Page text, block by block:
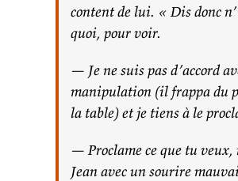
content de lui. « Dis donc
quoi, pour voir.
— Je ne suis pas d’accord
manipulation (il frappa du
la table) et je tiens à le
— Proclame ce que tu
Jean avec un sourire